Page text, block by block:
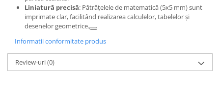
Liniatură precisă: Pătrățelele de matematică (5x5 mm) sunt
imprimate clar, facilitând realizarea calculelor, tabelelor și
desenelor geometrice.
Informatii conformitate produs
Review-uri(0)